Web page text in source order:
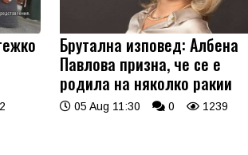
Брутална изповед: Албена
Павлова призна, че се е
родила на няколко ракии
05 Aug 11:30 0 1239